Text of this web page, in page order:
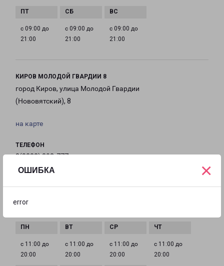
ОШИБКА
error
×
с 09:00 до
21:00
с 09:00 до
21:00
с 09:00 до
21:00
КИРОВ МОЛОДОЙ ГВАРДИИ 8
город Киров, улица Молодой Гвардии
(Нововятский), 8
на карте
ТЕЛЕФОН
8(8332) 203-777
kirov@pecom.ru
с 11:00 до
20:00
с 11:00 до
20:00
с 11:00 до
20:00
с 11:00 до
20:00